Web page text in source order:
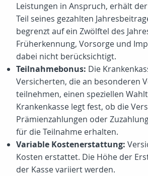
Leistungen in Anspruch, erhält
Teil seines gezahlten
begrenzt auf ein Zwölftel des
Früherkennung, Vorsorge und
dabei nicht berücksichtigt.
Teilnahmebonus: Die
Versicherten, die an besonderen
teilnehmen, einen speziellen
Krankenkasse legt fest, ob die
Prämienzahlungen oder
für die Teilnahme erhalten.
Variable Kostenerstattung:
Kosten erstattet. Die Höhe der
der Kasse variiert werden.